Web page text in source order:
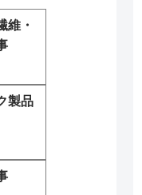
維・
製品